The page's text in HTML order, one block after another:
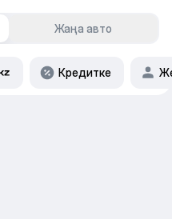
Жаңа авто
Кредитке